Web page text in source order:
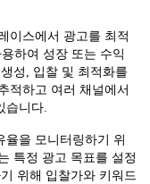
이스에서 광고를 최적
하여 성장 또는 수익
성, 입찰 및 최적화를
적하고 여러 채널에서
습니다.
을 모니터링하기 위
특정 광고 목표를 설정
위해 입찰가와 키워드